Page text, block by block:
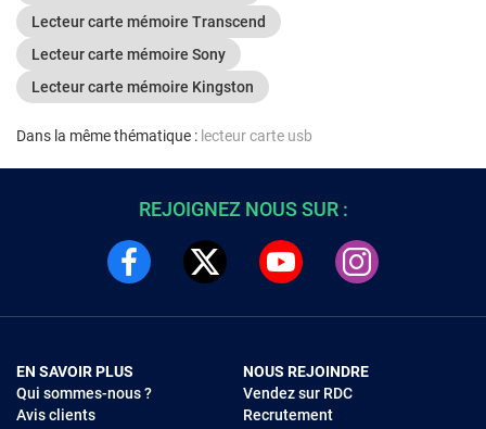
Lecteur carte mémoire Transcend
Lecteur carte mémoire Sony
Lecteur carte mémoire Kingston
Dans la même thématique : lecteur carte usb
REJOIGNEZ NOUS SUR :
EN SAVOIR PLUS
Qui sommes-nous ?
Avis clients
NOUS REJOINDRE
Vendez sur RDC
Recrutement